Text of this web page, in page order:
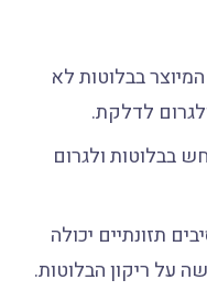
בבלוטות לא
לדלקת.
בבלוטות ולגרום
תזונתיים יכולה
על ריקון הבלוטות.